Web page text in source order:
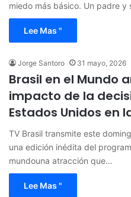
miedo más básico. Un padre y
Lee Mas "
Jorge Santoro 31 mayo, 2026
Brasil en el Mundo
impacto de la
Estados Unidos en
TV Brasil transmite este
una edición inédita del
mundouna atracción que…
Lee Mas "